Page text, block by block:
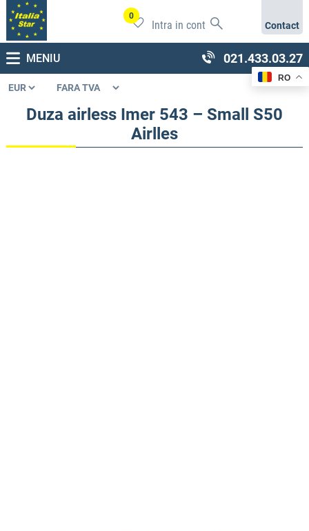
0
Intra in cont Contact
MENIU 021.433.03.27
Duza airless Imer 543 – Small S50
Airlles
RO